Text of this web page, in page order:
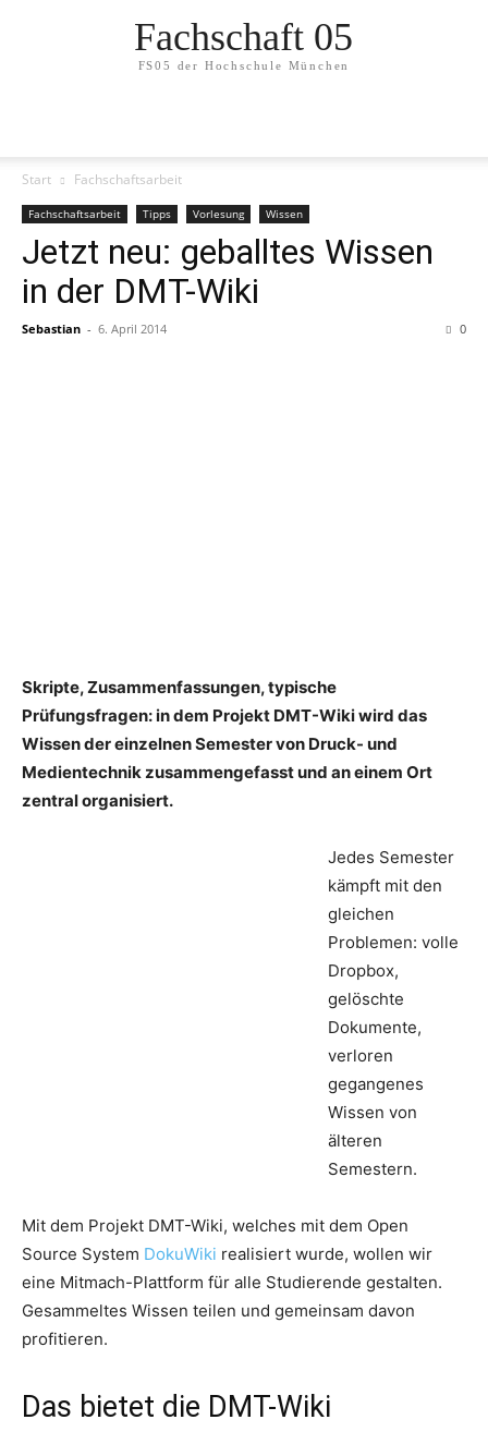
Fachschaft 05
FS05 der Hochschule München
Start Fachschaftsarbeit
Fachschaftsarbeit Tipps Vorlesung Wissen
Jetzt neu: geballtes Wissen
in der DMT-Wiki
Sebastian - 6. April 2014 0
Skripte, Zusammenfassungen, typische
Prüfungsfragen: in dem Projekt DMT-Wiki wird das
Wissen der einzelnen Semester von Druck- und
Medientechnik zusammengefasst und an einem Ort
zentral organisiert.
Jedes Semester
kämpft mit den
gleichen
Problemen: volle
Dropbox,
gelöschte
Dokumente,
verloren
gegangenes
Wissen von
älteren
Semestern.
Mit dem Projekt DMT-Wiki, welches mit dem Open
Source System DokuWiki realisiert wurde, wollen wir
eine Mitmach-Plattform für alle Studierende gestalten.
Gesammeltes Wissen teilen und gemeinsam davon
profitieren.
Das bietet die DMT-Wiki